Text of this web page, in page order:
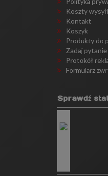
Koszty
Kontakt
Koszyk
Produkty do
Zadaj pytanie
Protokół
Formularz
Sprawdź